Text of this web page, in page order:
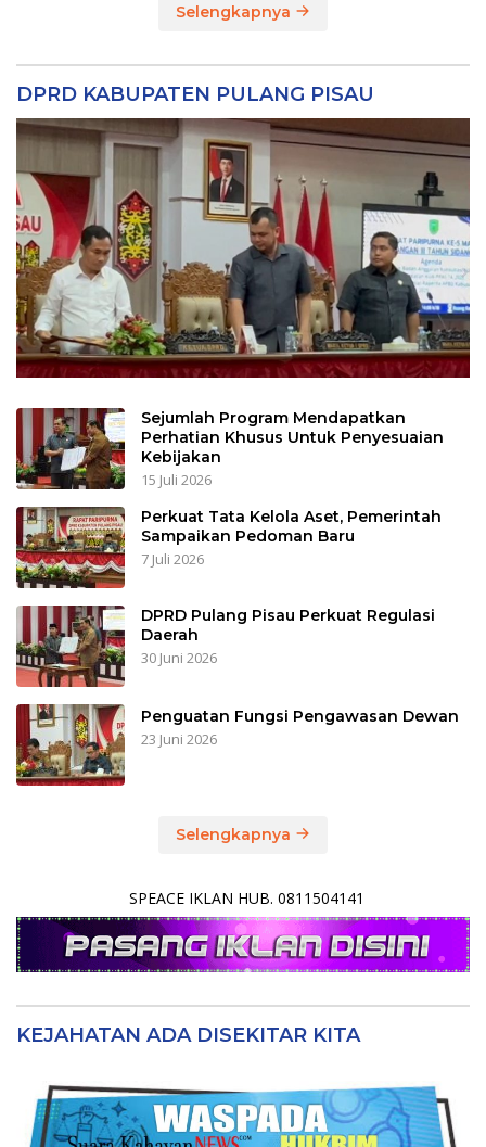
Selengkapnya
DPRD KABUPATEN PULANG PISAU
Sejumlah Program Mendapatkan
Perhatian Khusus Untuk Penyesuaian
Kebijakan
15 Juli 2026
Perkuat Tata Kelola Aset, Pemerintah
Sampaikan Pedoman Baru
7 Juli 2026
DPRD Pulang Pisau Perkuat Regulasi
Daerah
30 Juni 2026
Penguatan Fungsi Pengawasan Dewan
23 Juni 2026
Selengkapnya
SPEACE IKLAN HUB. 0811504141
KEJAHATAN ADA DISEKITAR KITA